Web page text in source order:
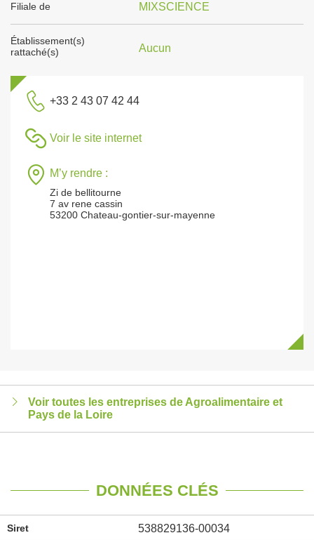
Filiale de MIXSCIENCE
Établissement(s)
rattaché(s)
Aucun
+33 2 43 07 42 44
Voir le site internet
M’y rendre :
Zi de bellitourne
7 av rene cassin
53200 Chateau-gontier-sur-mayenne
Voir toutes les entreprises de Agroalimentaire et
Pays de la Loire
DONNÉES CLÉS
Siret 538829136-00034